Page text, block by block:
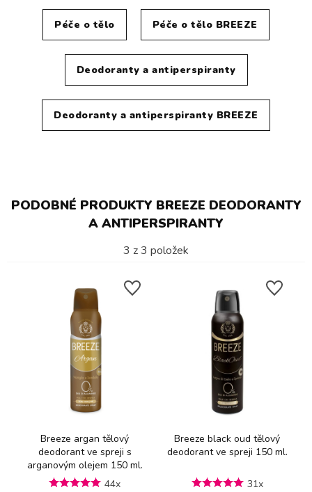
Péče o tělo Péče o tělo BREEZE
Deodoranty a antiperspiranty
Deodoranty a antiperspiranty BREEZE
PODOBNÉ PRODUKTY BREEZE DEODORANTY
A ANTIPERSPIRANTY
3 z3 položek
Breeze argan tělový
deodorant ve spreji s
arganovým olejem 150 ml.
44x
Breeze black oud tělový
deodorant ve spreji 150 ml.
31x